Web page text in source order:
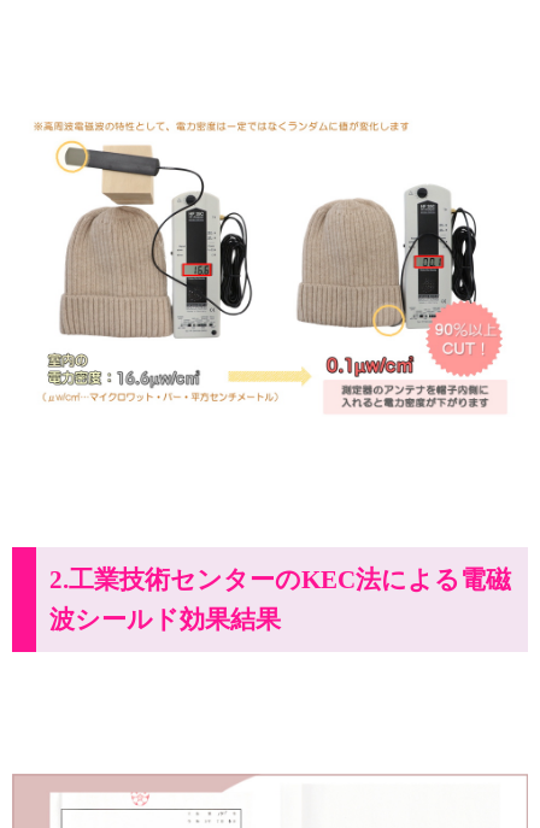
2.工業技術センターのKEC法による電磁
波シールド効果結果